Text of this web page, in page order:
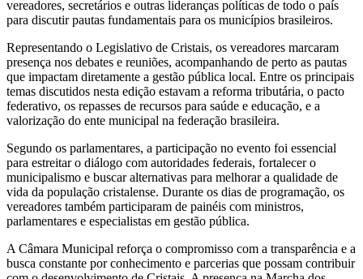
vereadores, secretários e outras lideranças políticas de todo o país
para discutir pautas fundamentais para os municípios brasileiros.
Representando o Legislativo de Cristais, os vereadores marcaram
presença nos debates e reuniões, acompanhando de perto as pautas
que impactam diretamente a gestão pública local. Entre os principais
temas discutidos nesta edição estavam a reforma tributária, o pacto
federativo, os repasses de recursos para saúde e educação, e a
valorização do ente municipal na federação brasileira.
Segundo os parlamentares, a participação no evento foi essencial
para estreitar o diálogo com autoridades federais, fortalecer o
municipalismo e buscar alternativas para melhorar a qualidade de
vida da população cristalense. Durante os dias de programação, os
vereadores também participaram de painéis com ministros,
parlamentares e especialistas em gestão pública.
A Câmara Municipal reforça o compromisso com a transparência e a
busca constante por conhecimento e parcerias que possam contribuir